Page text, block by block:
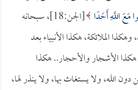
مَعَ اللَّهِ أَحَدًا
[الجن:18]، سبحانه
الملائكة، هكذا الأنبياء بعد
الأشجار والأحجار.. هكذا
الله، ولا يستغاث بها، ولا ينذر لها،